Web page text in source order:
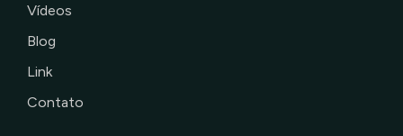
Vídeos
Blog
Link
Contato